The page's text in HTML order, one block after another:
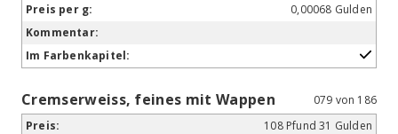
0,00068 Gulden
Cremserweiss, feines mit Wappen
079 von 186
108 Pfund 31 Gulden